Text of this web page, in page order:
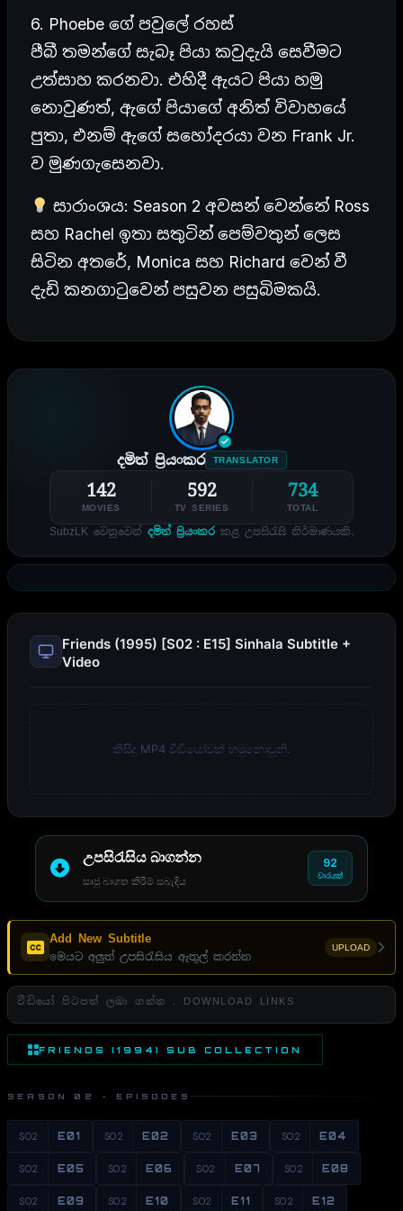
6. Phoebe ගේ පවුලේ රහස්
පීබී තමන්ගේ සැබෑ පියා කවුදැයි සෙවීමට
උත්සාහ කරනවා. එහිදී ඇයට පියා හමු
නොවුණත්, ඇගේ පියාගේ අනිත් විවාහයේ
පුතා, එනම් ඇගේ සහෝදරයා වන Frank Jr.
ව මුණගැසෙනවා.
සාරාංශය: Season 2 අවසන් වෙන්නේ Ross
සහ Rachel ඉතා සතුටින් පෙම්වතුන් ලෙස
සිටින අතරේ, Monica සහ Richard වෙන් වී
දැඩි කනගාටුවෙන් පසුවන පසුබිමකයි.
දමිත් ප්‍රියංකර TRANSLATOR
142
MOVIES
592
TV SERIES
734
TOTAL
SubzLK වෙනුවෙන් දමිත් ප්‍රියංකර කළ උපසිරැසි නිර්මාණයකි.
Friends (1995) [S02 : E15] Sinhala Subtitle +
Video
කිසිදු MP4 වීඩියෝවක් හමුනොවුනි.
උපසිරැසිය බාගන්න
සෘජු බාගත කිරීම් සබැඳිය
92
වාරයක්
Add New Subtitle
මෙයට අලුත් උපසිරැසිය ඇතුල් කරන්න
UPLOAD
වීඩියෝ පිටපත් ලබා ගන්න . DOWNLOAD LINKS
FRIENDS (1994) SUB COLLECTION
SEASON 02 · EPISODES
S02 E01 S02 E02 S02 E03 S02 E04
S02 E05 S02 E06 S02 E07 S02 E08
S02 E09 S02 E10 S02 E11 S02 E12